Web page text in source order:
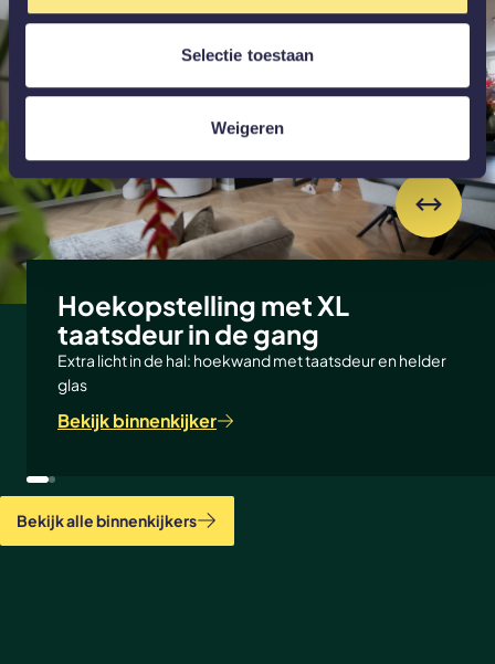
Selectie toestaan
Weigeren
Hoekopstelling met XL
taatsdeur in de gang
Extra licht in de hal: hoekwand met taatsdeur en helder
glas
Bekijk binnenkijker
Bekijk alle binnenkijkers